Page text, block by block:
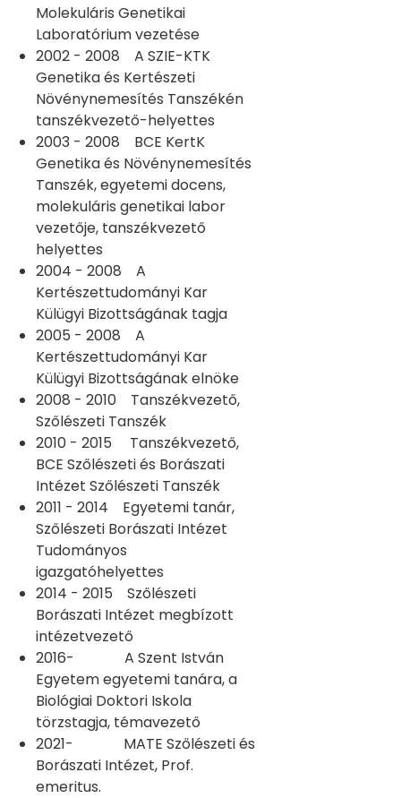
Molekuláris Genetikai
Laboratórium vezetése
2002 - 2008 A SZIE-KTK
Genetika és Kertészeti
Növénynemesítés Tanszékén
tanszékvezető-helyettes
2003 - 2008 BCE KertK
Genetika és Növénynemesítés
Tanszék, egyetemi docens,
molekuláris genetikai labor
vezetője, tanszékvezető
helyettes
2004 - 2008 A
Kertészettudományi Kar
Külügyi Bizottságának tagja
2005 - 2008 A
Kertészettudományi Kar
Külügyi Bizottságának elnöke
2008 - 2010 Tanszékvezető,
Szőlészeti Tanszék
2010 - 2015 Tanszékvezető,
BCE Szőlészeti és Borászati
Intézet Szőlészeti Tanszék
2011 - 2014 Egyetemi tanár,
Szőlészeti Borászati Intézet
Tudományos
igazgatóhelyettes
2014 - 2015 Szőlészeti
Borászati Intézet megbízott
intézetvezető
2016- A Szent István
Egyetem egyetemi tanára, a
Biológiai Doktori Iskola
törzstagja, témavezető
2021- MATE Szőlészeti és
Borászati Intézet, Prof.
emeritus.